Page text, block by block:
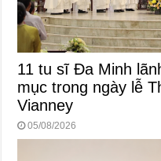
11 tu sĩ Đa Minh
mục trong ngày lễ
Vianney
05/08/2026